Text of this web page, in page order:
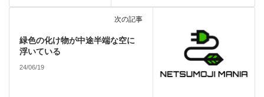
次の記事
緑色の化け物が中途半端な空に
浮いている
24/06/19